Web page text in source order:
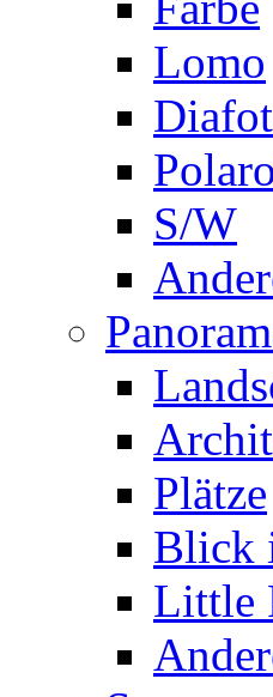
Lomo
S/W
Plätze
Blick
Little